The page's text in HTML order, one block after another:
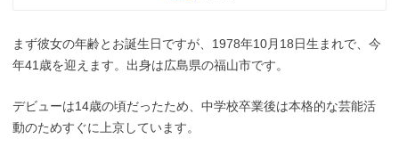
まず彼女の年齢とお誕生日ですが、1978年10月18日生まれで、今
年41歳を迎えます。出身は広島県の福山市です。
デビューは14歳の頃だったため、中学校卒業後は本格的な芸能活
動のためすぐに上京しています。